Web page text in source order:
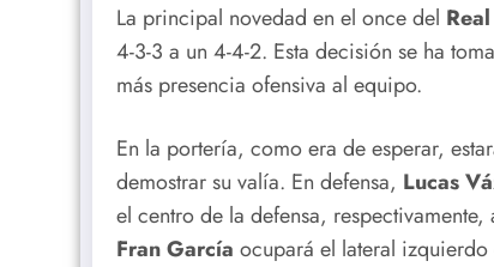
La principal novedad en el once del
4-3-3 a un 4-4-2. Esta decisión se ha
más presencia ofensiva al equipo.
En la portería, como era de esperar,
demostrar su valía. En defensa, Lucas
el centro de la defensa,
Fran García ocupará el lateral